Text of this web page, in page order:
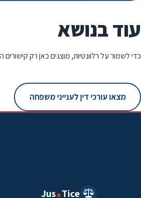
עוד בנושא
כדי לשמור על רלוונטיות, מוצגים כאן רק
מצאו עורכי דין לענייני משפחה
Jus Tice